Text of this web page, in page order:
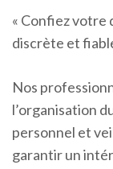
« Confiez votre
discrète et
Nos
l’organisation
personnel et
garantir un